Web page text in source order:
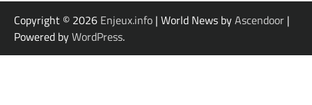
Copyright © 2026 Enjeux.info | World News byAscendoor |
Powered byWordPress.